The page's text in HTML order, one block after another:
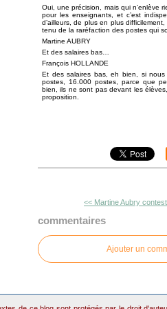
Oui, une précision, mais qui n’enlève
pour les enseignants, et c’est
d’ailleurs, de plus en plus
tenu de la raréfaction des postes qui
Martine AUBRY
Et des salaires bas…
François HOLLANDE
Et des salaires bas, eh bien, si
postes, 16.000 postes, parce que
bien, ils ne sont pas devant les
proposition.
<< Martine Aubry
commentaires
Ajouter un